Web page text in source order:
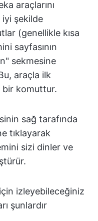
araçlarını
şekilde
(genellikle kısa
sayfasının
sekmesine
araçla ilk
bir komuttur.
sağ tarafında
tıklayarak
sizi dinler ve
izleyebileceğiniz
şunlardır